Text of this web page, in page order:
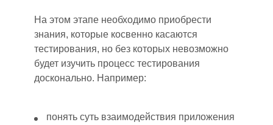
На этом этапе необходимо приобрести
знания, которые косвенно касаются
тестирования, но без которых невозможно
будет изучить процесс тестирования
досконально. Например:
понять суть взаимодействия приложения